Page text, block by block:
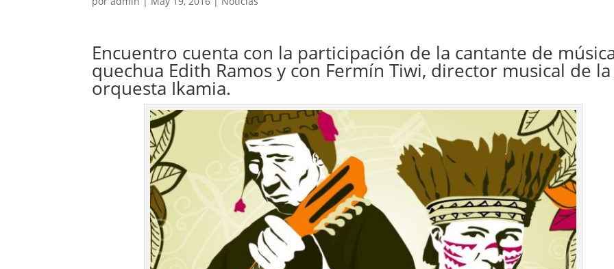
Encuentro cuenta con la participación de la cantante de
quechua Edith Ramos y con Fermín Tiwi, director musical de la
orquesta Ikamia.